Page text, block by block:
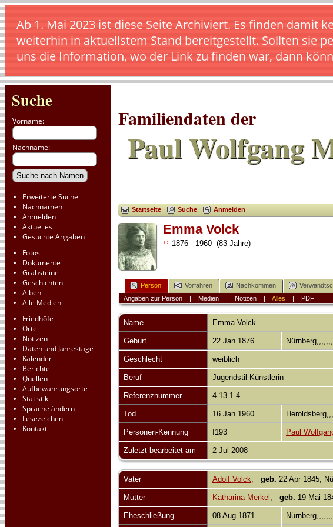
Ab 1. Mai 2023 ist diese Seite Archiviert. Es finden damit
weiterhin in aktuellstem Stand bereitgestellt. Sollten sie
uns die Information, wo der Link zu finden war, dann
Suche
Vorname:
Nachname:
Erweiterte Suche
Nachnamen
Anmelden
Aktuelles
Gesuchte Angaben
Fotos
Dokumente
Grabsteine
Geschichten
Alben
Alle Medien
Friedhöfe
Orte
Notizen
Daten und Jahrestage
Kalender
Berichte
Quellen
Aufbewahrungsorte
Statistik
Sprache ändern
Lesezeichen
Kontakt
Familiendaten der
Paul Wolfgang
Startseite Suche Anmelden
Emma Volck
1876 - 1960 (83 Jahre)
Person Vorfahren Nachkommen
Angaben zur Person| Medien| Notizen| Alles | PDF
Name Emma Volck
Geburt 22 Jan 1876
Geschlecht weiblich
Beruf Jugendstil-Künstlerin
Referenznummer 4-13.1.4
Tod 16 Jan 1960
Personen-Kennung I193 Paul
Zuletzt bearbeitet am 2 Jul 2008
Vater Adolf Volck, geb. 22 Apr 1845,
Mutter Katharina Merkel , geb. 19 Mai
Eheschließung 08 Aug 1871